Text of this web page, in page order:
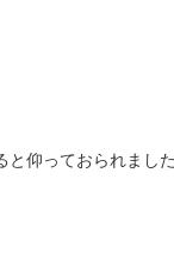
仰っておられまし